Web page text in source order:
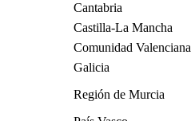
Cantabria
Castilla-La Mancha
Comunidad Valenciana
Galicia
Región de Murcia